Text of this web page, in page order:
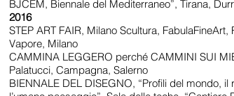
BJCEM, Biennale del Mediterraneo”, Tirana,
2016
STEP ART FAIR, Milano Scultura, FabulaFineArt,
Vapore, Milano
CAMMINA LEGGERO perché CAMMINI SUI
Palatucci, Campagna, Salerno
BIENNALE DEL DISEGNO, “Profili del mondo, il